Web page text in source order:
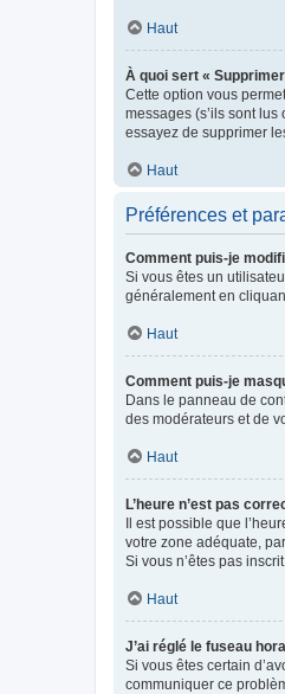
Haut
À quoi sert «
Cette option vous
messages (s’ils sont
essayez de supprimer
Haut
Préférences et
Comment puis-je
Si vous êtes un
généralement en
Haut
Comment puis-je
Dans le panneau de
des modérateurs et de
Haut
L’heure n’est pas
Il est possible que
votre zone adéquate,
Si vous n’êtes pas
Haut
J’ai réglé le fuseau
Si vous êtes certain
communiquer ce